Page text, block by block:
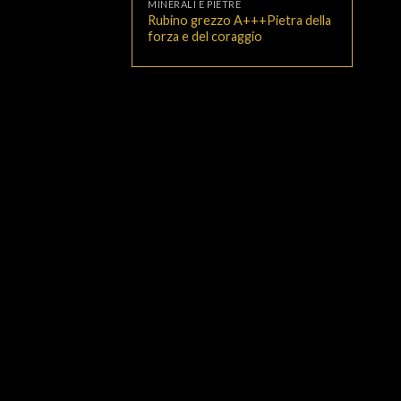
MINERALI E PIETRE
Rubino grezzo A+++Pietra della
forza e del coraggio